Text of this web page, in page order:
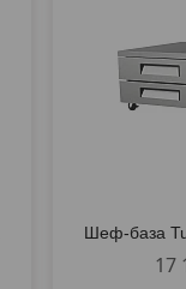
Шеф-база
17